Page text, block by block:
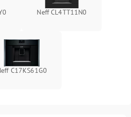
Neff CL4TT11N0
C17KS61G0